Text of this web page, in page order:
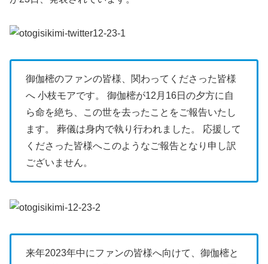
御伽樒のファンの皆様、関わってくださった皆様
へ 小枝モアです。 御伽樒が12月16日の夕方に自
ら命を絶ち、この世を去ったことをご報告いたし
ます。 葬儀は身内で執り行われました。 応援して
くださった皆様へこのようなご報告となり申し訳
ございません。
来年2023年中にファンの皆様へ向けて、御伽樒と